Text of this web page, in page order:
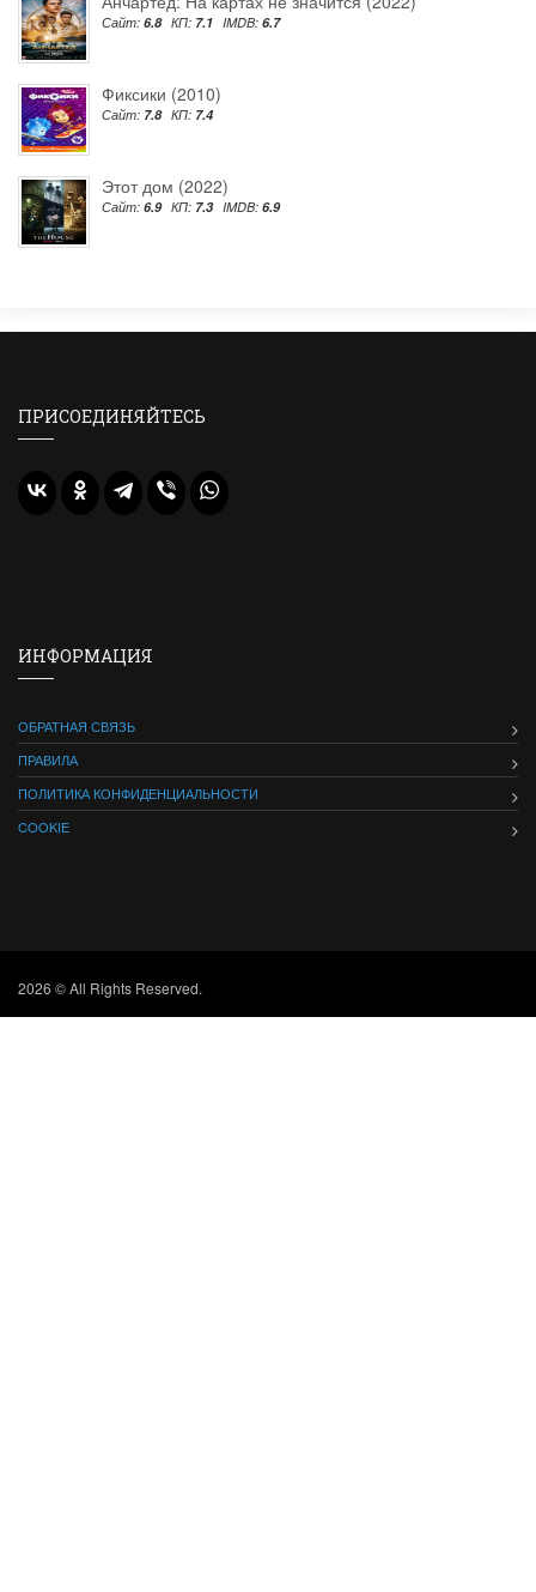
Сайт: 6.8 КП: 7.1 IMDB: 6.7
Фиксики (2010)
Сайт: 7.8 КП: 7.4
Этот дом (2022)
Сайт: 6.9 КП: 7.3 IMDB: 6.9
ПРИСОЕДИНЯЙТЕСЬ
ИНФОРМАЦИЯ
ОБРАТНАЯ СВЯЗЬ
ПРАВИЛА
ПОЛИТИКА КОНФИДЕНЦИАЛЬНОСТИ
COOKIE
2026 © All Rights Reserved.